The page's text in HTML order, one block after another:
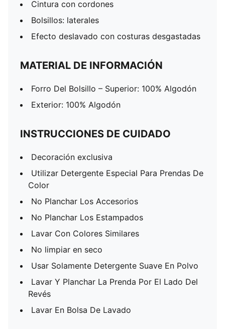
Cintura con cordones
Bolsillos: laterales
Efecto deslavado con costuras desgastadas
MATERIAL DE INFORMACIÓN
Forro Del Bolsillo – Superior: 100% Algodón
Exterior: 100% Algodón
INSTRUCCIONES DE CUIDADO
Decoración exclusiva
Utilizar Detergente Especial Para Prendas De
Color
No Planchar Los Accesorios
No Planchar Los Estampados
Lavar Con Colores Similares
No limpiar en seco
Usar Solamente Detergente Suave En Polvo
Lavar Y Planchar La Prenda Por El Lado Del
Revés
Lavar En Bolsa De Lavado